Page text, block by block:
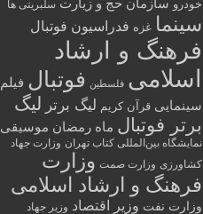
خودرو سازمان حج و زیارت سلبریتی ها
سینما غزه فدراسیون فوتبال
فرهنگ و ارشاد
اسلامی فلسطین فوتبال فیلم
سینمایی قرآن کریم لیگ برتر لیگ
برتر فوتبال ماه رمضان موسیقی
نمایشگاه بین‌المللی کتاب تهران وزارت جهاد
کشاورزی وزارت صمت وزارت
فرهنگ و ارشاد اسلامی
وزارت نفت وزیر اقتصاد وزیر جهاد